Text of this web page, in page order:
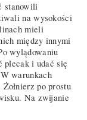
stanowili
na wysokości
mieli
między innymi
wylądowaniu
plecak i udać się
warunkach
po prostu
Na zwijanie